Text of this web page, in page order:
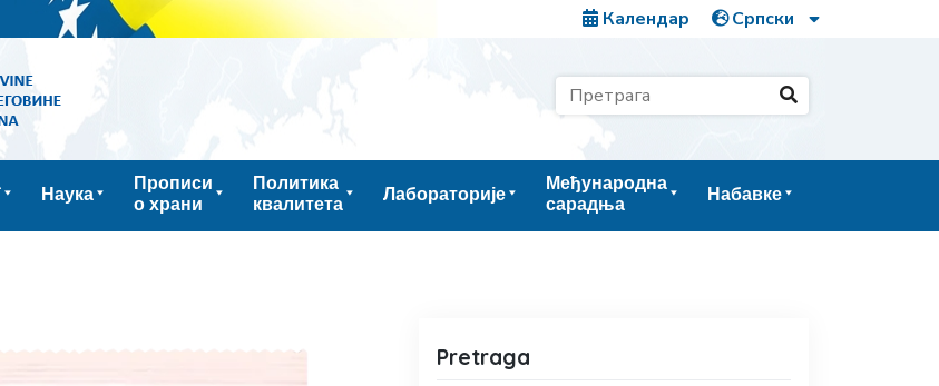
Календар
Наука
Прописи
о храни
Политика
квалитета
Лабораторије
Међународна
сарадња
Набавке
Pretraga